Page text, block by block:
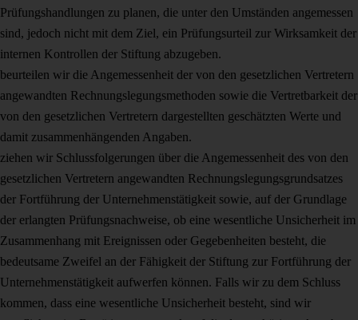
Prüfungshandlungen zu planen, die unter den Umständen angemessen
sind, jedoch nicht mit dem Ziel, ein Prüfungsurteil zur Wirksamkeit der
internen Kontrollen der Stiftung abzugeben.
beurteilen wir die Angemessenheit der von den gesetzlichen Vertretern
ange­wandten Rechnungslegungsmethoden sowie die Vertretbarkeit der
von den ge­setzlichen Vertretern dargestellten geschätzten Werte und
damit zusammen­hängenden Angaben.
ziehen wir Schlussfolgerungen über die Angemessenheit des von den
gesetzli­chen Vertretern angewandten Rechnungslegungsgrundsatzes
der Fortführung der Unternehmenstätigkeit sowie, auf der Grundlage
der erlangten Prüfungs­nachweise, ob eine wesentliche Unsicherheit im
Zusammenhang mit Ereignis­sen oder Gegebenheiten besteht, die
bedeutsame Zweifel an der Fähigkeit der Stiftung zur Fortführung der
Unternehmenstätigkeit aufwerfen können. Falls wir zu dem Schluss
kommen, dass eine wesentliche Unsicherheit besteht, sind wir